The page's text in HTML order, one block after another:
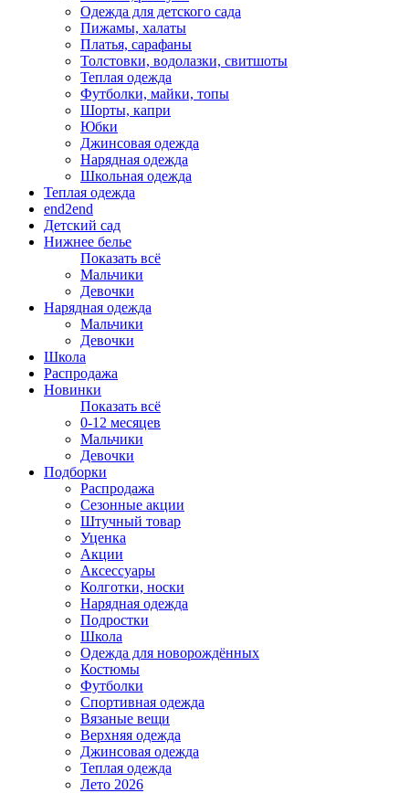
Одежда для детского сада
Пижамы, халаты
Платья, сарафаны
Толстовки, водолазки, свитшоты
Теплая одежда
Футболки, майки, топы
Шорты, капри
Юбки
Джинсовая одежда
Нарядная одежда
Школьная одежда
Теплая одежда
end2end
Детский сад
Нижнее белье
Показать всё
Мальчики
Девочки
Нарядная одежда
Мальчики
Девочки
Школа
Распродажа
Новинки
Показать всё
0-12 месяцев
Мальчики
Девочки
Подборки
Распродажа
Сезонные акции
Штучный товар
Уценка
Акции
Аксессуары
Колготки, носки
Нарядная одежда
Подростки
Школа
Одежда для новорождённых
Костюмы
Футболки
Спортивная одежда
Вязаные вещи
Верхняя одежда
Джинсовая одежда
Теплая одежда
Лето 2026